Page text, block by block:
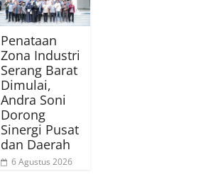
Penataan
Zona Industri
Serang Barat
Dimulai,
Andra Soni
Dorong
Sinergi Pusat
dan Daerah
6 Agustus 2026